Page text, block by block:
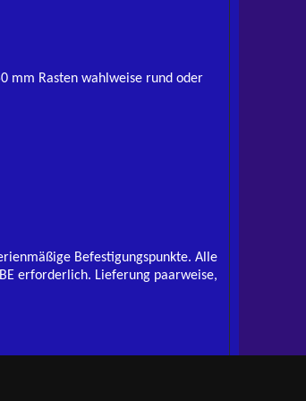
mm Rasten wahlweise rund oder
Befestigungspunkte. Alle
erforderlich. Lieferung paarweise,